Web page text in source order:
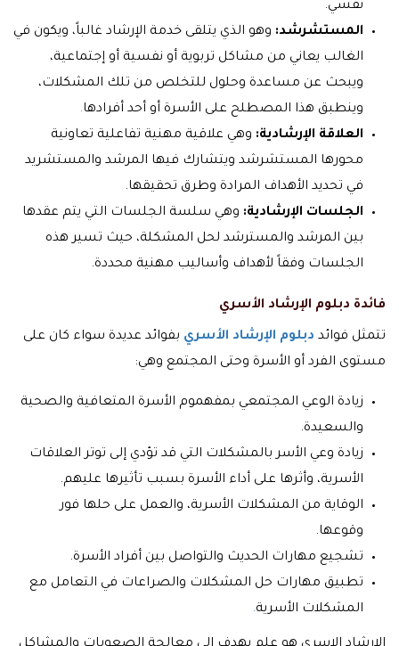
نفسي.
المستشرشد: وهو الذي يتلقى خدمة الإرشاد غالباً، ويكون في
الغالب يعاني من مشاكل تربوية أو نفسية أو إجتماعية،
ويبحث عن مساعدة وحلول للتخلص من تلك المشكلات،
وينطبق هذا المصطلح على الأسرة أو أحد أفرادها.
العلاقة الإرشادية: وهي علاقية مهنية تفاعلية تعاونية
محورها المستشرشد ويتشارك فيها المرشد والمستشريد
في تحديد الأهداف المرادة وطرق تحقيقها.
الجلسات الإرشادية: وهي سلسة الجلسات التي يتم عقدها
بين المرشد والمسترشد لحل المشكلة، حيث تسير هذه
الجلسات وفقاً لأهداف وأساليب مهنية محددة.
فائدة دبلوم الإرشاد الأسري
تتمثل فوائد دبلوم الإرشاد الأسري بفوائد عديدة سواء كان على
مستوى الفرد أو الأسرة وحتى المجتمع وهي:
زيادة الوعي المجتمعي بمفهموم الأسرة المتعافية والصحية
والسعيدة.
زيادة وعي الأسر بالمشكلات التي قد تؤدي إلى توتر العلاقات
الأسرية، وأثرها على أداء الأسرة بسبب تأثيرها عليهم.
الوقاية من المشكلات الأسرية، والعمل على حلها فور
وقوعها.
تشجيع مهارات الحديث والتواصل بين أفراد الأسرة.
تطبيق مهارات حل المشكلات والصراعات في التعامل مع
المشكلات الأسرية.